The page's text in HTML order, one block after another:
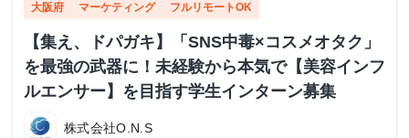
大阪府 マーケティング フルリモートOK
【集え、ドパガキ】「SNS中毒×コスメオタク」
を最強の武器に！未経験から本気で【美容インフ
ルエンサー】を目指す学生インターン募集
株式会社O.N.S